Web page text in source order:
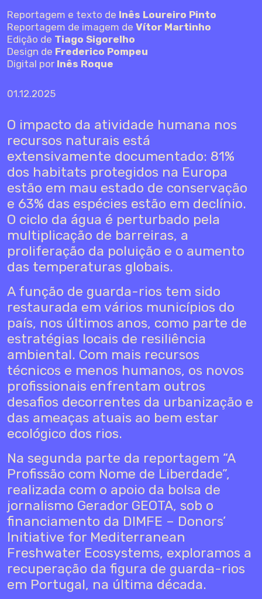
Reportagem e texto de Inês Loureiro Pinto
Reportagem de imagem de Vítor Martinho
Edição de Tiago Sigorelho
Design de Frederico Pompeu
Digital por Inês Roque
01.12.2025
O impacto da atividade humana nos
recursos naturais está
extensivamente documentado: 81%
dos habitats protegidos na Europa
estão em mau estado de conservação
e 63% das espécies estão em declínio.
O ciclo da água é perturbado pela
multiplicação de barreiras, a
proliferação da poluição e o aumento
das temperaturas globais.
A função de guarda-rios tem sido
restaurada em vários municípios do
país, nos últimos anos, como parte de
estratégias locais de resiliência
ambiental. Com mais recursos
técnicos e menos humanos, os novos
profissionais enfrentam outros
desafios decorrentes da urbanização e
das ameaças atuais ao bem estar
ecológico dos rios.
Na segunda parte da reportagem “A
Profissão com Nome de Liberdade”,
realizada com o apoio da bolsa de
jornalismo Gerador GEOTA, sob o
financiamento da DIMFE – Donors’
Initiative for Mediterranean
Freshwater Ecosystems, exploramos a
recuperação da figura de guarda-rios
em Portugal, na última década.